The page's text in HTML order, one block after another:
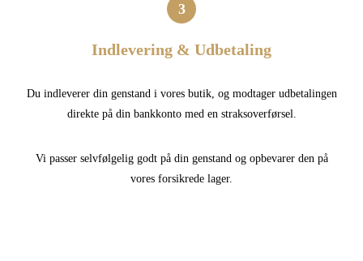
3
Indlevering & Udbetaling
Du indleverer din genstand i vores butik, og modtager udbetalingen
direkte på din bankkonto med en straksoverførsel.
Vi passer selvfølgelig godt på din genstand og opbevarer den på
vores forsikrede lager.